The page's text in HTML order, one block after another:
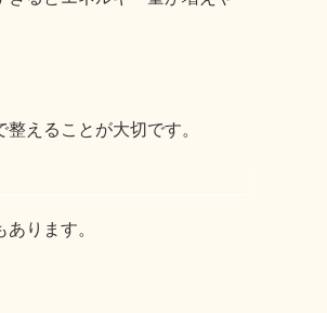
えることが大切です。
ります。